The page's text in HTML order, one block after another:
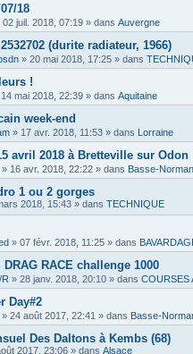
18
02 juil. 2018, 07:19 » dans Auvergne
(durite radiateur, 1966)
» 20 mai 2018, 17:25 » dans
!
14 mai 2018, 22:39 » dans Aquitaine
week-end
» 17 avr. 2018, 11:53 » dans Lorraine
avril 2018 à Bretteville sur Odon
» 16 avr. 2018, 22:22 » dans Basse-
1 ou 2 gorges
2018, 15:43 » dans TECHNIQUE
» 07 févr. 2018, 11:25 » dans
DRAG RACE challenge 1000
» 28 janv. 2018, 20:10 » dans COURSES
Day#2
» 24 août 2017, 22:41 » dans Basse-
Des Daltons à Kembs (68)
2017, 23:06 » dans Alsace